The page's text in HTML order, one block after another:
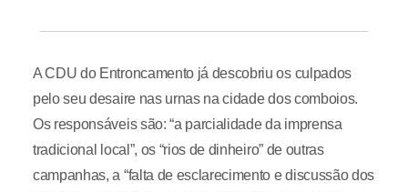
A CDU do Entroncamento já descobriu os culpados
pelo seu desaire nas urnas na cidade dos comboios.
Os responsáveis são: “a parcialidade da imprensa
tradicional local”, os “rios de dinheiro” de outras
campanhas, a “falta de esclarecimento e discussão dos